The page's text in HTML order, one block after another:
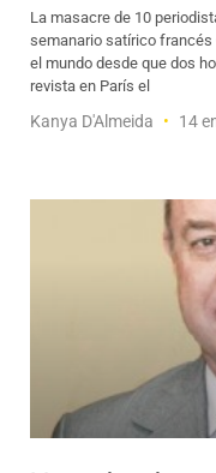
La masacre de 10
semanario satírico francés
el mundo desde que dos
revista en París el
Kanya D'Almeida 14